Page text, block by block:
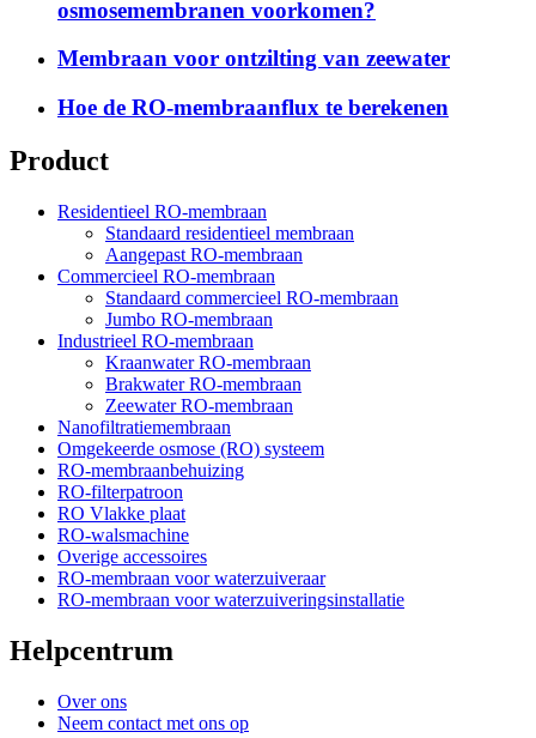
osmosemembranen voorkomen?
Membraan voor ontzilting van zeewater
Hoe de RO-membraanflux te berekenen
Product
Residentieel RO-membraan
Standaard residentieel membraan
Aangepast RO-membraan
Commercieel RO-membraan
Standaard commercieel RO-membraan
Jumbo RO-membraan
Industrieel RO-membraan
Kraanwater RO-membraan
Brakwater RO-membraan
Zeewater RO-membraan
Nanofiltratiemembraan
Omgekeerde osmose (RO) systeem
RO-membraanbehuizing
RO-filterpatroon
RO Vlakke plaat
RO-walsmachine
Overige accessoires
RO-membraan voor waterzuiveraar
RO-membraan voor waterzuiveringsinstallatie
Helpcentrum
Over ons
Neem contact met ons op